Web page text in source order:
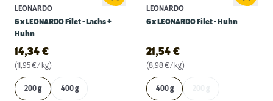
LEONARDO
6 x LEONARDO Filet - Lachs +
Huhn
14,34 €
(11,95 € / kg)
200 g 400 g
LEONARDO
6 x LEONARDO Filet - Huhn
21,54 €
(8,98 € / kg)
400 g